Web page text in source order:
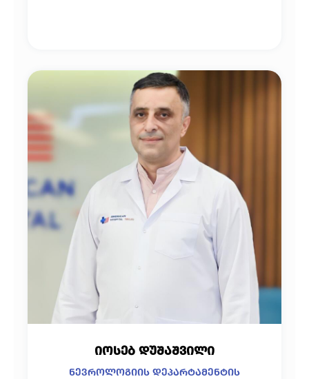
იოსებ დუშაშვილი
ნევროლოგიის დეპარტამენტის